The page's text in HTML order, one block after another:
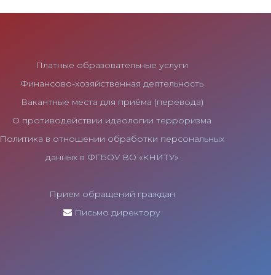
Платные образовательные услуги
Финансово-хозяйственная деятельность
Вакантные места для приёма (перевода)
О противодействии идеологии терроризма
Политика в отношении обработки персональных
данных в ФГБОУ ВО «КНИТУ»
Прием обращений граждан
Письмо директору